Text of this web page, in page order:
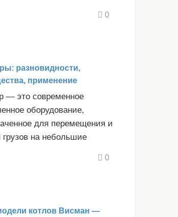
0
разновидности,
применение
— это современное
оборудование,
для перемещения и
грузов на небольшие
0
котлов Висман —